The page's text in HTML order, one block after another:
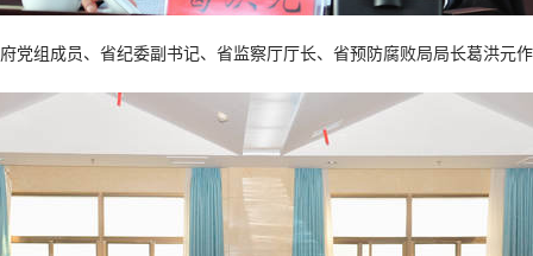
党组成员、省纪委副书记、省监察厅厅长、省预防腐败局局长葛洪元